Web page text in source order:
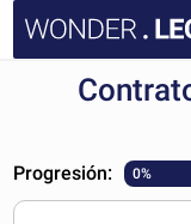
INICIO
Progresión: 0%